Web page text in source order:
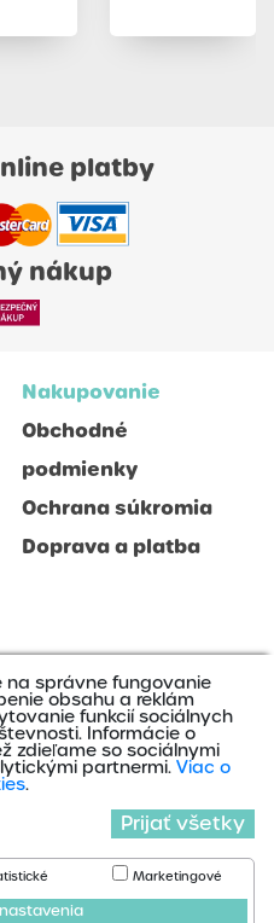
platby
nákup
Nakupovanie
Obchodné
podmienky
Ochrana súkromia
Doprava a platba
práva vyhradené
na:
na správne fungovanie
obsahu a reklám
funkcií sociálnych
Informácie o
zdieľame so sociálnymi
partnermi. Viac o
.
Prijať všetky
Marketingové